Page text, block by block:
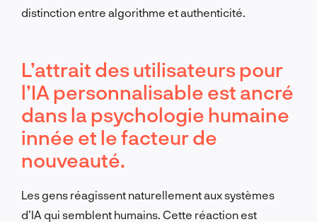
distinction entre algorithme et authenticité.
L’attrait des utilisateurs pour
l’IA personnalisable est ancré
dans la psychologie humaine
innée et le facteur de
nouveauté.
Les gens réagissent naturellement aux systèmes
d’IA qui semblent humains. Cette réaction est